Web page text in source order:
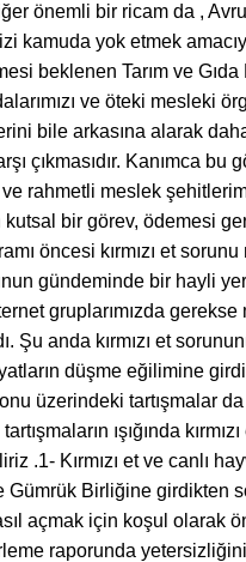
önemli bir ricam da ,
kamuda yok etmek
beklenen Tarım ve
ve öteki mesleki
bile arkasına alarak
çıkmasıdır. Kanımca bu
rahmetli meslek
bir görev, ödemesi
öncesi kırmızı et sorunu
gündeminde bir hayli
gruplarımızda
Şu anda kırmızı et
düşme eğilimine
üzerindeki tartışmalar
ışığında
.1- Kırmızı et ve canlı
Gümrük Birliğine girdikten
açmak için koşul olarak
raporunda yetersizliğini